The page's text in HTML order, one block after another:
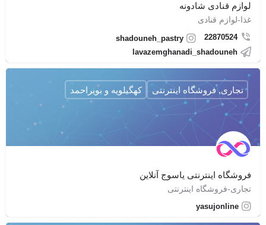
لوازم قنادی شادونه
غذا-لوازم قنادی
22870524
shadouneh_pastry
lavazemghanadi_shadouneh
فروشگاه اینترنتی یاسوج آنلاین
تجاری-فروشگاه اینترنتی
yasujonline
تجاری, فروشگاه اینترنتی کهگیلویه و بویراحمد